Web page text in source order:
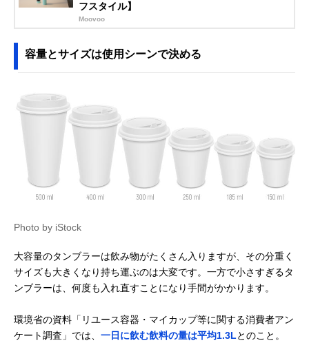
フスタイル】
Moovoo
容量とサイズは使用シーンで決める
Photo by iStock
大容量のタンブラーは飲み物がたくさん入りますが、その分重く
サイズも大きくなり持ち運ぶのは大変です。一方で小さすぎるタ
ンブラーは、何度も入れ直すことになり手間がかかります。
環境省の資料「リユース容器・マイカップ等に関する消費者アン
ケート調査」では、 一日に飲む飲料の量は平均1.3Lとのこと。